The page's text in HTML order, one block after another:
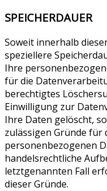
SPEICHERDAUER
Soweit innerhalb
speziellere
Ihre
für die
berechtigtes
Einwilligung zur
Ihre Daten gelöscht,
zulässigen Gründe für
personenbezogenen
handelsrechtliche
letztgenannten Fall
dieser Gründe.